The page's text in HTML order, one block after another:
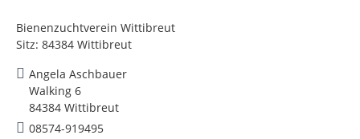
Bienenzuchtverein Wittibreut
Sitz: 84384 Wittibreut
Angela Aschbauer
Walking 6
84384 Wittibreut
08574-919495